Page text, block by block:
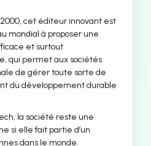
cet éditeur innovant est
mondial à proposer une
et surtout
qui permet aux sociétés
de gérer toute sorte de
du développement durable
la société reste une
si elle fait partie d’un
dans le monde.